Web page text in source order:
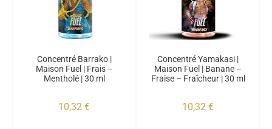
Concentré Barrako |
Maison Fuel | Frais –
Mentholé | 30 ml
10,32 €
Concentré Yamakasi |
Maison Fuel | Banane –
Fraise – Fraîcheur | 30 ml
10,32 €